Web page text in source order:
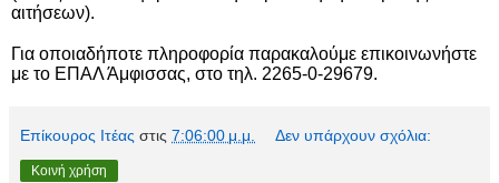
αιτήσεων).
Για οποιαδήποτε πληροφορία παρακαλούμε επικοινωνήστε
με το ΕΠΑΛ Άμφισσας, στο τηλ. 2265-0-29679.
Επίκουρος Ιτέας στις 7:06:00 μ.μ. Δεν υπάρχουν σχόλια:
Κοινή χρήση